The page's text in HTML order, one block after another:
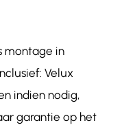
montage in
Velux
indien nodig,
garantie op het